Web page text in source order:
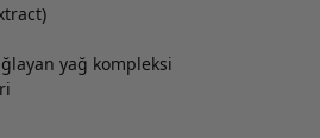
yağ kompleksi